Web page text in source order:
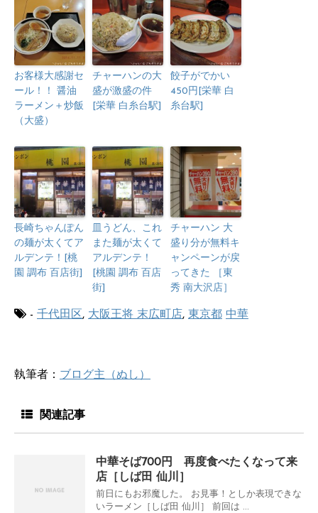
お客様大感謝セ
ール！！ 醤油
ラーメン＋炒飯
（大盛）
チャーハンの大
盛が激盛の件
[栄華 白糸台駅]
餃子がでかい
450円[栄華 白
糸台駅]
長崎ちゃんぽん
の麺が太くてア
ルデンテ！[桃
園 調布 百店街]
皿うどん、これ
また麺が太くて
アルデンテ！
[桃園 調布 百店
街]
チャーハン 大
盛り分が無料キ
ャンペーンが戻
ってきた ［東
秀 南大沢店］
- 千代田区, 大阪王将 末広町店, 東京都 中華
執筆者： ブログ主（ぬし）
関連記事
中華そば700円 再度食べたくなって来
店［しば田 仙川］
前日にもお邪魔した。 お見事！としか表現できな
いラーメン［しば田 仙川］ 前回は ...